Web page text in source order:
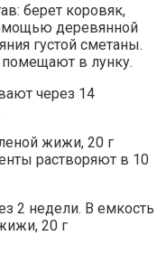
берет коровяк,
деревянной
густой сметаны.
в лунку.
через 14
жижи, 20 г
растворяют в 10
2 недели. В емкость
20 г